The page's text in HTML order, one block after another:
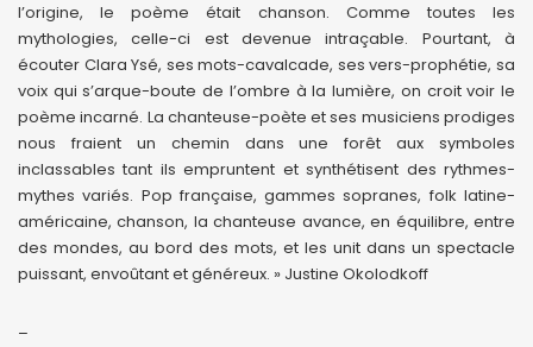
l’origine, le poème était chanson. Comme toutes les
mythologies, celle-ci est devenue intraçable. Pourtant, à
écouter Clara Ysé, ses mots-cavalcade, ses vers-prophétie, sa
voix qui s’arque-boute de l’ombre à la lumière, on croit voir le
poème incarné. La chanteuse-poète et ses musiciens prodiges
nous fraient un chemin dans une forêt aux symboles
inclassables tant ils empruntent et synthétisent des rythmes-
mythes variés. Pop française, gammes sopranes, folk latine-
américaine, chanson, la chanteuse avance, en équilibre, entre
des mondes, au bord des mots, et les unit dans un spectacle
puissant, envoûtant et généreux. » Justine Okolodkoff
–